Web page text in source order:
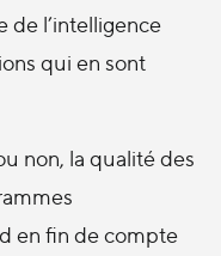
de l’intelligence
qui en sont
non, la qualité des
en fin de compte